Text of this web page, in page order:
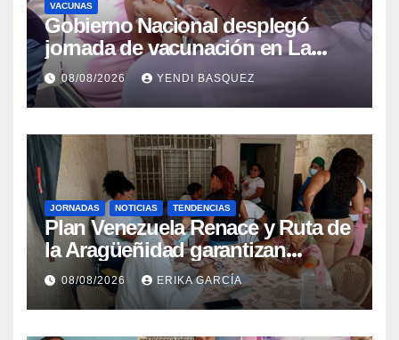
VACUNAS
Gobierno Nacional desplegó
jornada de vacunación en La
Guaira para garantizar protección
epidemiológica
08/08/2026 YENDI BASQUEZ
JORNADAS NOTICIAS TENDENCIAS
Plan Venezuela Renace y Ruta de
la Aragüeñidad garantizan
atención médica integral en
Aragua
08/08/2026 ERIKA GARCÍA